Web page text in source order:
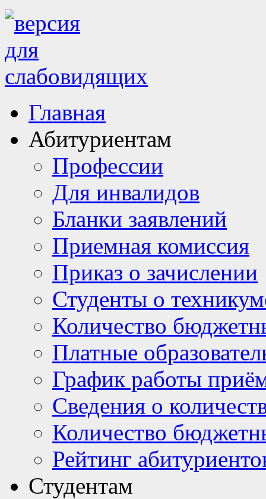
Главная
Абитуриентам
Профессии
Для инвалидов
Бланки заявлений
Приемная комиссия
Приказ о зачислении
Студенты о
Количество
Платные
График работы
Сведения о
Количество
Рейтинг
Студентам